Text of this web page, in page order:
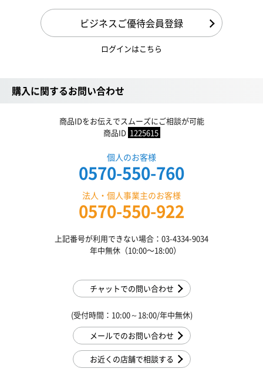
ビジネスご優待会員登録
ログインはこちら
購入に関するお問い合わせ
商品IDをお伝えでスムーズにご相談が可能
商品ID 1225615
個人のお客様
0570-550-760
法人・個人事業主のお客様
0570-550-922
上記番号が利用できない場合：03-4334-9034
年中無休（10:00〜18:00）
チャットでの問い合わせ
(受付時間：10:00～18:00/年中無休)
メールでのお問い合わせ
お近くの店舗で相談する